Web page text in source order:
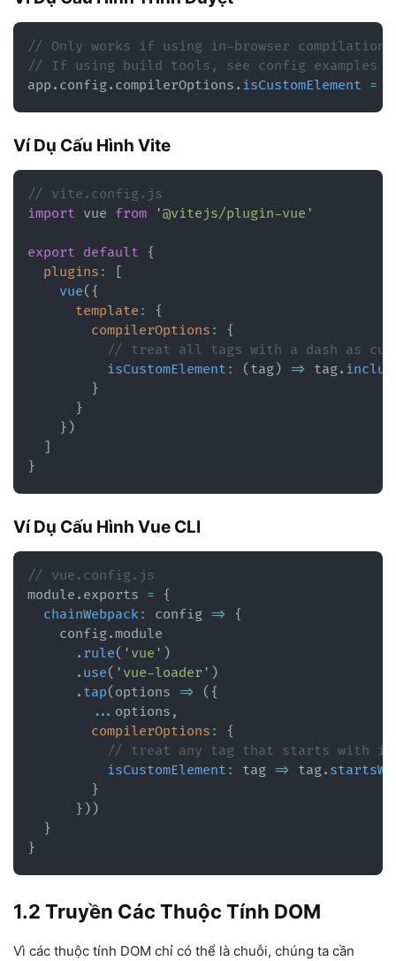
// Only works if using in-browser compilation.
// If using build tools, see config examples
app . config. compilerOptions . isCustomElement =
Ví Dụ Cấu Hình Vite
// vite.config.js
import vue from '@vitejs/plugin-vue'
export default {
plugins :
vue( {
template :
{
compilerOptions :
{
// treat all tags with a dash as
isCustomElement : ( tag) => tag.
}
}
} )
}
Ví Dụ Cấu Hình Vue CLI
// vue.config.js
module . exports = {
chainWebpack: config =>
{
    config
.module
. rule( 'vue' )
. use( 'vue-loader' )
. tap( options => ( {
... options ,
compilerOptions :
{
// treat any tag that starts with
isCustomElement : tag => tag.
}
} ) )
}
}
1.2 Truyền Các Thuộc Tính DOM
Vì các thuộc tính DOM chỉ có thể là chuỗi, chúng ta cần